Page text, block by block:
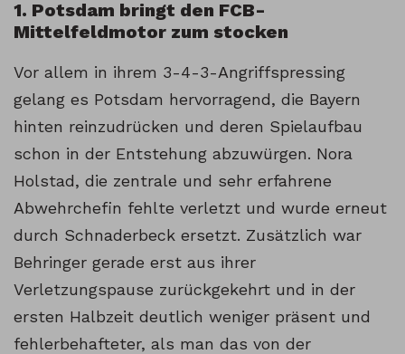
1. Potsdam bringt den FCB-
Mittelfeldmotor zum stocken
Vor allem in ihrem 3-4-3-Angriffspressing
gelang es Potsdam hervorragend, die Bayern
hinten reinzudrücken und deren Spielaufbau
schon in der Entstehung abzuwürgen. Nora
Holstad, die zentrale und sehr erfahrene
Abwehrchefin fehlte verletzt und wurde erneut
durch Schnaderbeck ersetzt. Zusätzlich war
Behringer gerade erst aus ihrer
Verletzungspause zurückgekehrt und in der
ersten Halbzeit deutlich weniger präsent und
fehlerbehafteter, als man das von der